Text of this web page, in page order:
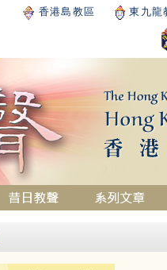
香港島教區 東九龍